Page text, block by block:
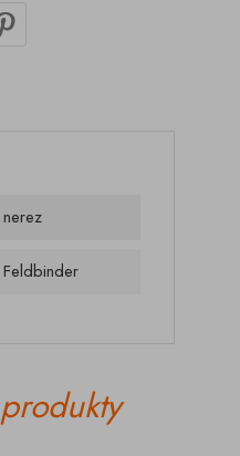
nerez
Feldbinder
produkty